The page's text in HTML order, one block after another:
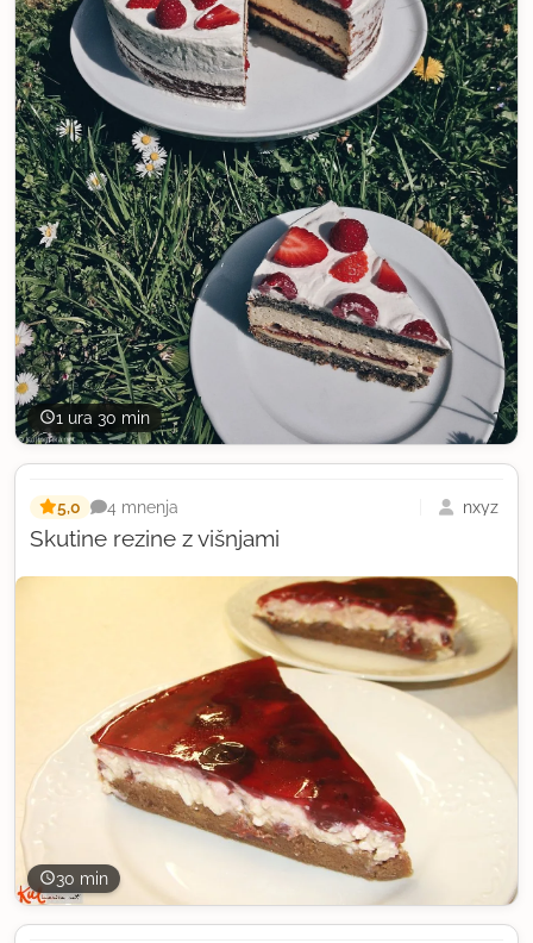
1 ura 30 min
30 min
Skutine rezine z višnjami
5,0 4 mnenja nxyz